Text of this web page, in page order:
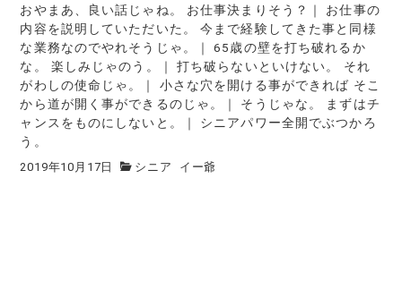
おやまあ、良い話じゃね。 お仕事決まりそう？｜ お仕事の
内容を説明していただいた。 今まで経験してきた事と同様
な業務なのでやれそうじゃ。｜ 65歳の壁を打ち破れるか
な。 楽しみじゃのう。｜ 打ち破らないといけない。 それ
がわしの使命じゃ。｜ 小さな穴を開ける事ができれば そこ
から道が開く事ができるのじゃ。｜ そうじゃな。 まずはチ
ャンスをものにしないと。｜ シニアパワー全開でぶつかろ
う。
2019年10月17日 シニア イー爺